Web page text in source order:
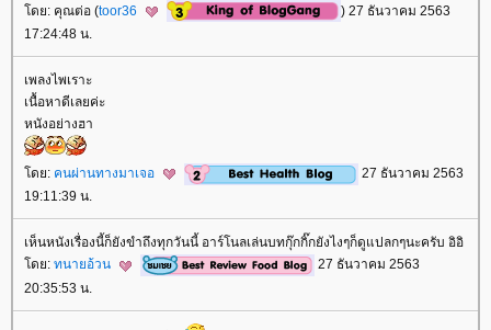
ดย: คุณต่อ (toor36
) 27 ธันวาคม 2563
17:24:48 น.
เพลงไพเราะ
เนื้อหาดีเลยค่ะ
หนังอย่างฮา
ดย: คนผ่านทางมาเจอ
27 ธันวาคม 2563
19:11:39 น.
เห็นหนังเรื่องนี้ก็ยังขำถึงทุกวันนี้ อาร์โนลเล่นบทกุ๊กกิ๊กยังไงๆก็ดูแปลกๆนะครับ อิอิ
ดย: ทนายอ้วน
27 ธันวาคม 2563
20:35:53 น.